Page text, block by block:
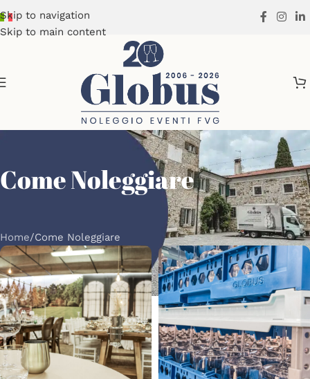
Skip to navigation
Skip to main content
Come Noleggiare
Home Come Noleggiare